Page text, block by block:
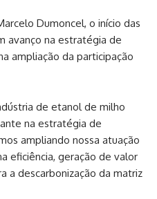
Dumoncel, o início das
avanço na estratégia de
ampliação da participação
de etanol de milho
na estratégia de
ampliando nossa atuação
eficiência, geração de valor
a descarbonização da matriz